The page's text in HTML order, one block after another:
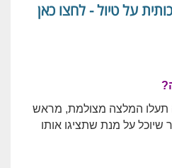
על טיול - לחצו כאן
תעלו המלצה מצולמת, מראש
שיוכל על מנת שתציגו אותו